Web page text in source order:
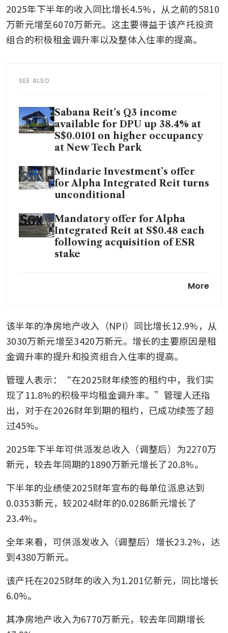
2025年下半年的收入同比增长4.5%，从之前的5810
万新元增至6070万新元。这主要得益于该产托投资
组合的积极租金调升率以及整体入住率的提高。
SEE ALSO
Sabana Reit’s Q3 income
available for DPU up 38.4% at
S$0.0101 on higher occupancy
at New Tech Park
Mindarie Investment’s offer
for Alpha Integrated Reit turns
unconditional
Mandatory offer for Alpha
Integrated Reit at S$0.48 each
following acquisition of ESR
stake
More
该半年的净房地产收入（NPI）同比增长12.9%，从
3030万新元增至3420万新元。增长的主要原因是租
金调升率的提升和投资组合入住率的提高。
管理人表示：“在2025财年续签的租约中，我们实
现了11.8%的积极平均租金调升率。”管理人还指
出，对于在2026财年到期的租约，已成功续签了超
过45%。
2025年下半年可供派发总收入（调整后）为2270万
新元，较去年同期的1890万新元增长了20.8%。
下半年的业绩使2025财年宣布的每单位派息达到
0.0353新元，较2024财年的0.0286新元增长了
23.4%。
全年来看，可供派发收入（调整后）增长23.2%，达
到4380万新元。
该产托在2025财年的收入为1.201亿新元，同比增长
6.0%。
其净房地产收入为6770万新元，较去年同期增长